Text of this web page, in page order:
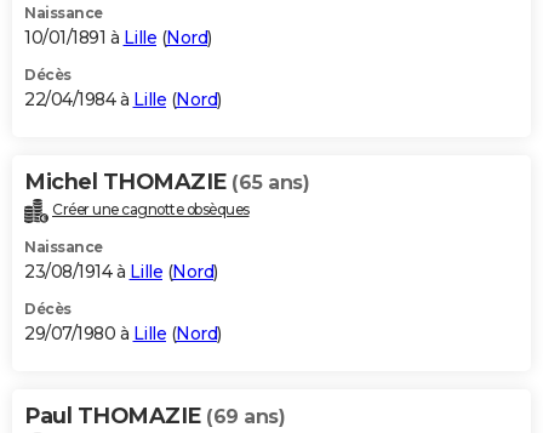
Naissance
10/01/1891 à Lille (Nord)
Décès
22/04/1984 à Lille (Nord)
Michel THOMAZIE (65 ans)
Créer une cagnotte obsèques
Naissance
23/08/1914 à Lille (Nord)
Décès
29/07/1980 à Lille (Nord)
Paul THOMAZIE (69 ans)